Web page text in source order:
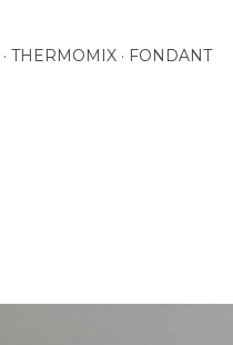
THERMOMIX FONDANT